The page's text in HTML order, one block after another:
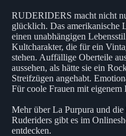
RUDERIDERS macht nicht
glücklich. Das amerikanische
einen unabhängigen
Kultcharakter, die für ein
stehen. Auffällige Oberteile
aussehen, als hätte sie ein
Streifzügen angehabt.
Für coole Frauen mit eigenem
Mehr über La Purpura und
Ruderiders gibt es im
entdecken.